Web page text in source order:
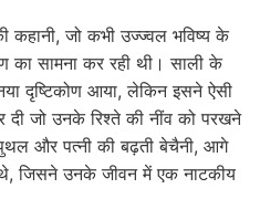
जो कभी उज्ज्वल भविष्य के
का सामना कर रही थी। साली के
दृष्टिकोण आया, लेकिन इसने ऐसी
जो उनके रिश्ते की नींव को परखने
और पत्नी की बढ़ती बेचैनी, आगे
जिसने उनके जीवन में एक नाटकीय